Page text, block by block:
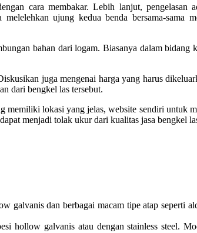
cara membakar. Lebih lanjut, pengelasan
ujung kedua benda bersama-sama
bahan dari logam. Biasanya dalam
juga mengenai harga yang harus
dari bengkel las tersebut.
memiliki lokasi yang jelas, website sendiri untuk
menjadi tolak ukur dari kualitas jasa bengkel
dan berbagai macam tipe atap seperti
hollow galvanis atau dengan stainless steel.